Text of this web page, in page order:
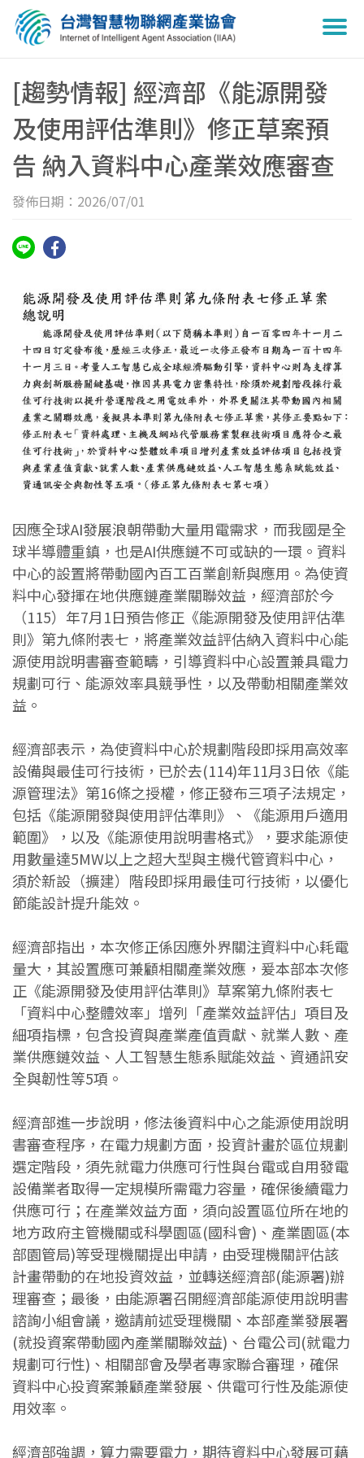
[趨勢情報] 經濟部《能源開發
及使用評估準則》修正草案預
告 納入資料中心產業效應審查
發佈日期：2026/07/01
因應全球AI發展浪朝帶動大量用電需求，而我國是全
球半導體重鎮，也是AI供應鏈不可或缺的一環。資料
中心的設置將帶動國內百工百業創新與應用。為使資
料中心發揮在地供應鏈產業關聯效益，經濟部於今
（115）年7月1日預告修正《能源開發及使用評估準
則》第九條附表七，將產業效益評估納入資料中心能
源使用說明書審查範疇，引導資料中心設置兼具電力
規劃可行、能源效率具競爭性，以及帶動相關產業效
益。
經濟部表示，為使資料中心於規劃階段即採用高效率
設備與最佳可行技術，已於去(114)年11月3日依《能
源管理法》第16條之授權，修正發布三項子法規定，
包括《能源開發與使用評估準則》、《能源用戶適用
範圍》，以及《能源使用說明書格式》，要求能源使
用數量達5MW以上之超大型與主機代管資料中心，
須於新設（擴建）階段即採用最佳可行技術，以優化
節能設計提升能效。
經濟部指出，本次修正係因應外界關注資料中心耗電
量大，其設置應可兼顧相關產業效應，爰本部本次修
正《能源開發及使用評估準則》草案第九條附表七
「資料中心整體效率」增列「產業效益評估」項目及
細項指標，包含投資與產業產值貢獻、就業人數、產
業供應鏈效益、人工智慧生態系賦能效益、資通訊安
全與韌性等5項。
經濟部進一步說明，修法後資料中心之能源使用說明
書審查程序，在電力規劃方面，投資計畫於區位規劃
選定階段，須先就電力供應可行性與台電或自用發電
設備業者取得一定規模所需電力容量，確保後續電力
供應可行；在產業效益方面，須向設置區位所在地的
地方政府主管機關或科學園區(國科會)、產業園區(本
部園管局)等受理機關提出申請，由受理機關評估該
計畫帶動的在地投資效益，並轉送經濟部(能源署)辦
理審查；最後，由能源署召開經濟部能源使用說明書
諮詢小組會議，邀請前述受理機關、本部產業發展署
(就投資案帶動國內產業關聯效益)、台電公司(就電力
規劃可行性)、相關部會及學者專家聯合審理，確保
資料中心投資案兼顧產業發展、供電可行性及能源使
用效率。
經濟部強調，算力需要電力，期待資料中心發展可藉